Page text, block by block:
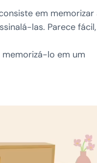
em memorizar
las. Parece fácil,
lo em um